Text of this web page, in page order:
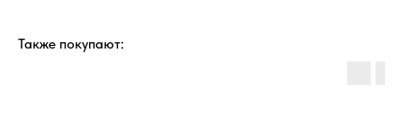
Также покупают: